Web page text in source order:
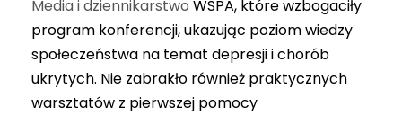
Media i dziennikarstwo WSPA, które wzbogaciły
program konferencji, ukazując poziom wiedzy
społeczeństwa na temat depresji i chorób
ukrytych. Nie zabrakło również praktycznych
warsztatów z pierwszej pomocy